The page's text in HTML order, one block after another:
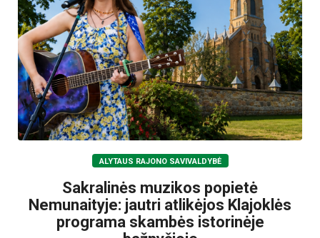
ALYTAUS RAJONO SAVIVALDYBĖ
Sakralinės muzikos popietė
Nemunaityje: jautri atlikėjos Klajoklės
programa skambės istorinėje